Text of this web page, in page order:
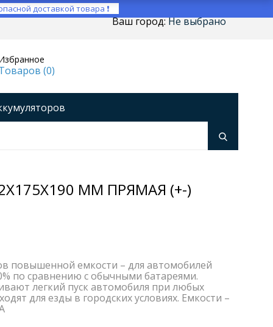
доставкой товара ❗
Ваш город:Не выбрано
(0)
ММ ПРЯМАЯ (+-)
повышенной емкости – для автомобилей
по сравнению с обычными батареями.
легкий пуск автомобиля при любых
для езды в городских условиях. Емкости –